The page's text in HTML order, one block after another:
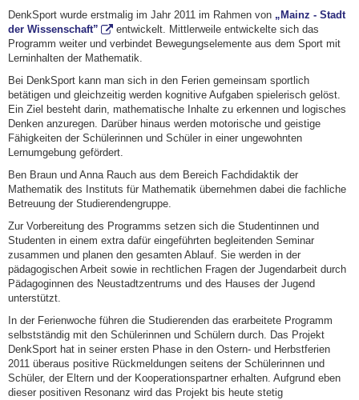
DenkSport wurde erstmalig im Jahr 2011 im Rahmen von „Mainz - Stadt
der Wissenschaft”
entwickelt. Mittlerweile entwickelte sich das
Programm weiter und verbindet Bewegungselemente aus dem Sport mit
Lerninhalten der Mathematik.
Bei DenkSport kann man sich in den Ferien gemeinsam sportlich
betätigen und gleichzeitig werden kognitive Aufgaben spielerisch gelöst.
Ein Ziel besteht darin, mathematische Inhalte zu erkennen und logisches
Denken anzuregen. Darüber hinaus werden motorische und geistige
Fähigkeiten der Schülerinnen und Schüler in einer ungewohnten
Lernumgebung gefördert.
Ben Braun und Anna Rauch aus dem Bereich Fachdidaktik der
Mathematik des Instituts für Mathematik übernehmen dabei die fachliche
Betreuung der Studierendengruppe.
Zur Vorbereitung des Programms setzen sich die Studentinnen und
Studenten in einem extra dafür eingeführten begleitenden Seminar
zusammen und planen den gesamten Ablauf. Sie werden in der
pädagogischen Arbeit sowie in rechtlichen Fragen der Jugendarbeit durch
Pädagoginnen des Neustadtzentrums und des Hauses der Jugend
unterstützt.
In der Ferienwoche führen die Studierenden das erarbeitete Programm
selbstständig mit den Schülerinnen und Schülern durch. Das Projekt
DenkSport hat in seiner ersten Phase in den Ostern- und Herbstferien
2011 überaus positive Rückmeldungen seitens der Schülerinnen und
Schüler, der Eltern und der Kooperationspartner erhalten. Aufgrund eben
dieser positiven Resonanz wird das Projekt bis heute stetig